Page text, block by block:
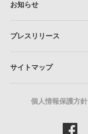
お知らせ
プレスリリース
サイトマップ
個人情報保護方針